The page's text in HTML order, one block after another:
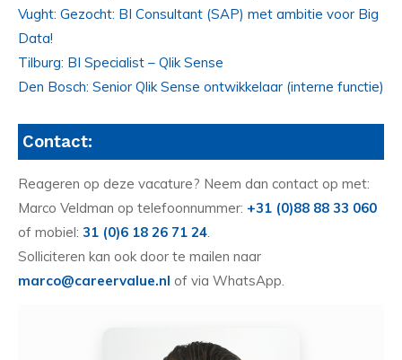
Vught: Gezocht: BI Consultant (SAP) met ambitie voor Big
Data!
Tilburg: BI Specialist – Qlik Sense
Den Bosch: Senior Qlik Sense ontwikkelaar (interne functie)
Contact:
Reageren op deze vacature? Neem dan contact op met:
Marco Veldman op telefoonnummer: +31 (0)88 88 33 060
of mobiel: 31 (0)6 18 26 71 24.
Solliciteren kan ook door te mailen naar
marco@careervalue.nl of via WhatsApp.